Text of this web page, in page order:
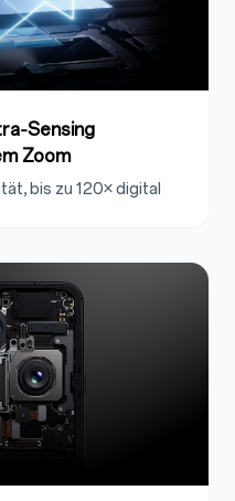
Zoom
bis zu 120× digital